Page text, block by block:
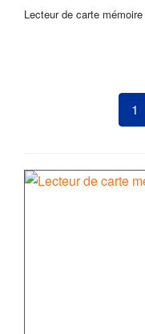
Lecteur de carte mémoire
1